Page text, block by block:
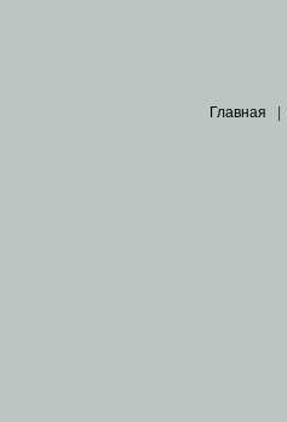
Главная